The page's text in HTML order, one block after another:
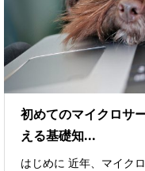
初めてのマイクロサ
える基礎知...
はじめに 近年、マイク